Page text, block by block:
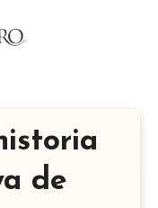
de